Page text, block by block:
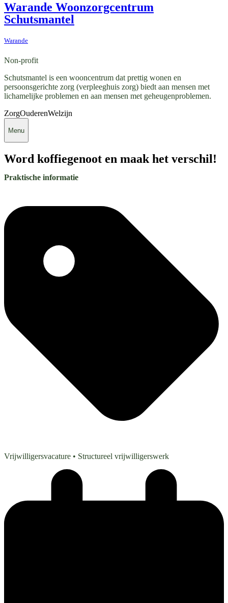
Warande Woonzorgcentrum
Schutsmantel
Warande
Non-profit
Schutsmantel is een wooncentrum dat prettig wonen en
persoonsgerichte zorg (verpleeghuis zorg) biedt aan mensen met
lichamelijke problemen en aan mensen met geheugenproblemen.
ZorgOuderenWelzijn
Menu
Word koffiegenoot en maak het verschil!
Praktische informatie
Vrijwilligersvacature • Structureel vrijwilligerswerk